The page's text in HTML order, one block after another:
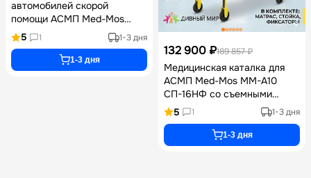
автомобилей скорой
помощи АСМП Med-Mos
YDC-3FWF со съемными
носилками, фиксатором,
функциями Тренделенбург и
Анти-Тренделенбург и
5 1 1-3 дня
1-3 дня
132 900 ₽189 857 ₽
Медицинская каталка для
АСМП Med-Mos ММ-А10
СП-16НФ со съемными
носилками, функциями
Тренделенбург и Анти-
Тренделенбург, матрасом и
инфузионной стойкой
5 1 1-3 дня
1-3 дня